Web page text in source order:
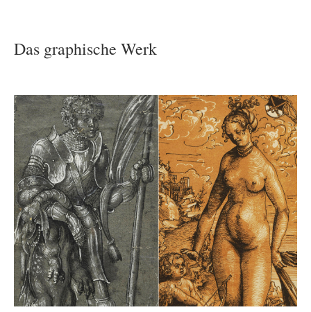
Das graphische Werk